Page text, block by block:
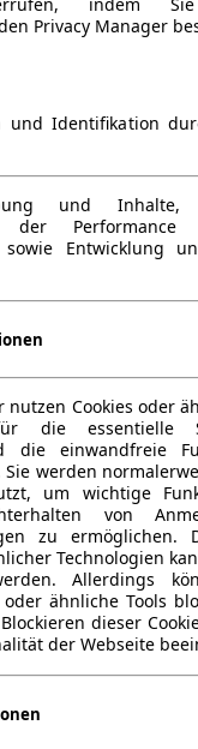
indem
Privacy Manager
und Identifikation
und Inhalte,
der
Entwicklung
nutzen Cookies oder
die essentielle
die einwandfreie
werden
um wichtige
von
zu ermöglichen.
Technologien
Allerdings
oder ähnliche Tools
dieser
der Webseite